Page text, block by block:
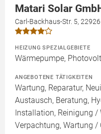
Matari Solar
Carl-Backhaus-Str. 5,
HEIZUNG SPEZIALGEBIETE
Wärmepumpe,
ANGEBOTENE TÄTIGKEITEN
Wartung, Reparatur,
Austausch, Beratung,
Installation, Reinigung /
Verpachtung, Wartung /